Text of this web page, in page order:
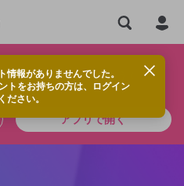
情報がありませんでした。
トをお持ちの方は、ログイン
ださい。
プリをインストールしよう！
アプリで開く